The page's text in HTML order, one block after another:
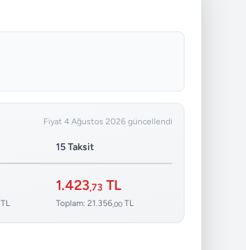
Fiyat 4 Ağustos 2026 güncellendi
15 Taksit
TL
1.423,73 TL
Toplam: 21.356,00 TL